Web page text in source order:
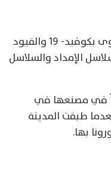
وما زالت التقلبات في معدلات العدوى بكوفيد- 19 والقيود
الإمداد والسلاسل
في مصنعها في
طبقت المدينة
بها.